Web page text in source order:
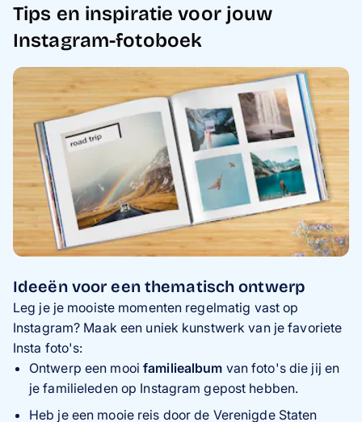
Tips en inspiratie voor jouw
Instagram-fotoboek
Ideeën voor een thematisch ontwerp
Leg je je mooiste momenten regelmatig vast op
Instagram? Maak een uniek kunstwerk van je favoriete
Insta foto's:
Ontwerp een mooifamiliealbum van foto's die jij en
je familieleden op Instagram gepost hebben.
Heb je een mooie reis door de Verenigde Staten